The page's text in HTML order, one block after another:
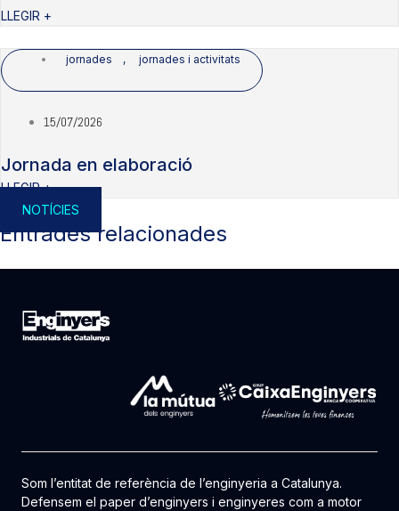
LLEGIR +
jornades , jornades i activitats
15/07/2026
Jornada en elaboració
LLEGIR +
NOTÍCIES
Entrades relacionades
Som l’entitat de referència de l’enginyeria a Catalunya.
Defensem el paper d’enginyers i enginyeres com a motor